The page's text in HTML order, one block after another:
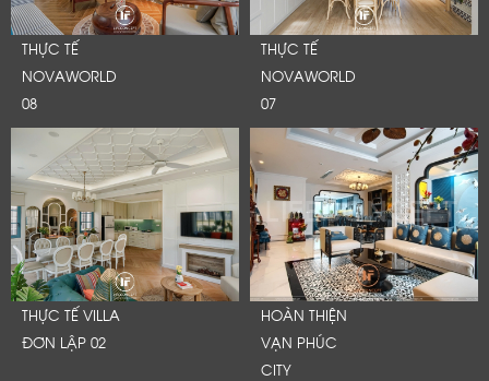
THỰC TẾ
NOVAWORLD
08
THỰC TẾ
NOVAWORLD
07
THỰC TẾ VILLA
ĐƠN LẬP 02
HOÀN THIỆN
VẠN PHÚC
CITY